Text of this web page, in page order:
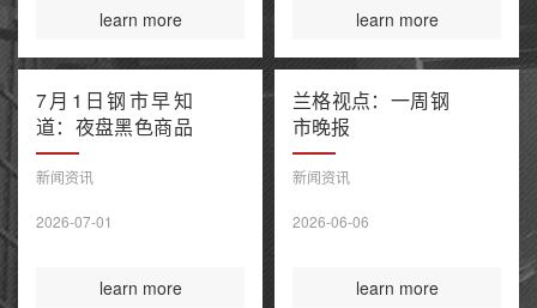
learn more learn more
7月1日钢市早知
道：夜盘黑色商品
窄幅波动 上半年
百强房企销售额降
钢铁保障新规今起
新闻资讯
2026-07-01
learn more
兰格视点：一周钢
市晚报
新闻资讯
2026-06-06
learn more